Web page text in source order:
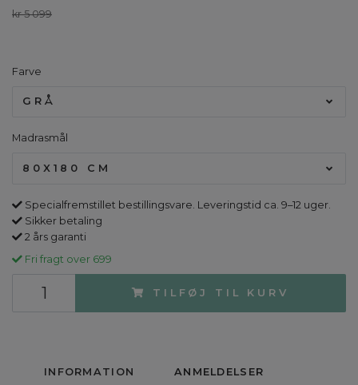
kr 5 099
Farve
GRÅ
Madrasmål
80X180 CM
Specialfremstillet bestillingsvare. Leveringstid ca. 9–12 uger.
Sikker betaling
2 års garanti
Fri fragt over 699
TILFØJ TIL KURV
INFORMATION ANMELDELSER